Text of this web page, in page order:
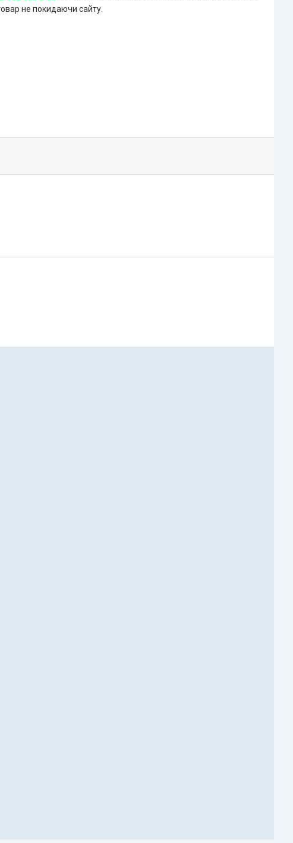
не покидаючи сайту.